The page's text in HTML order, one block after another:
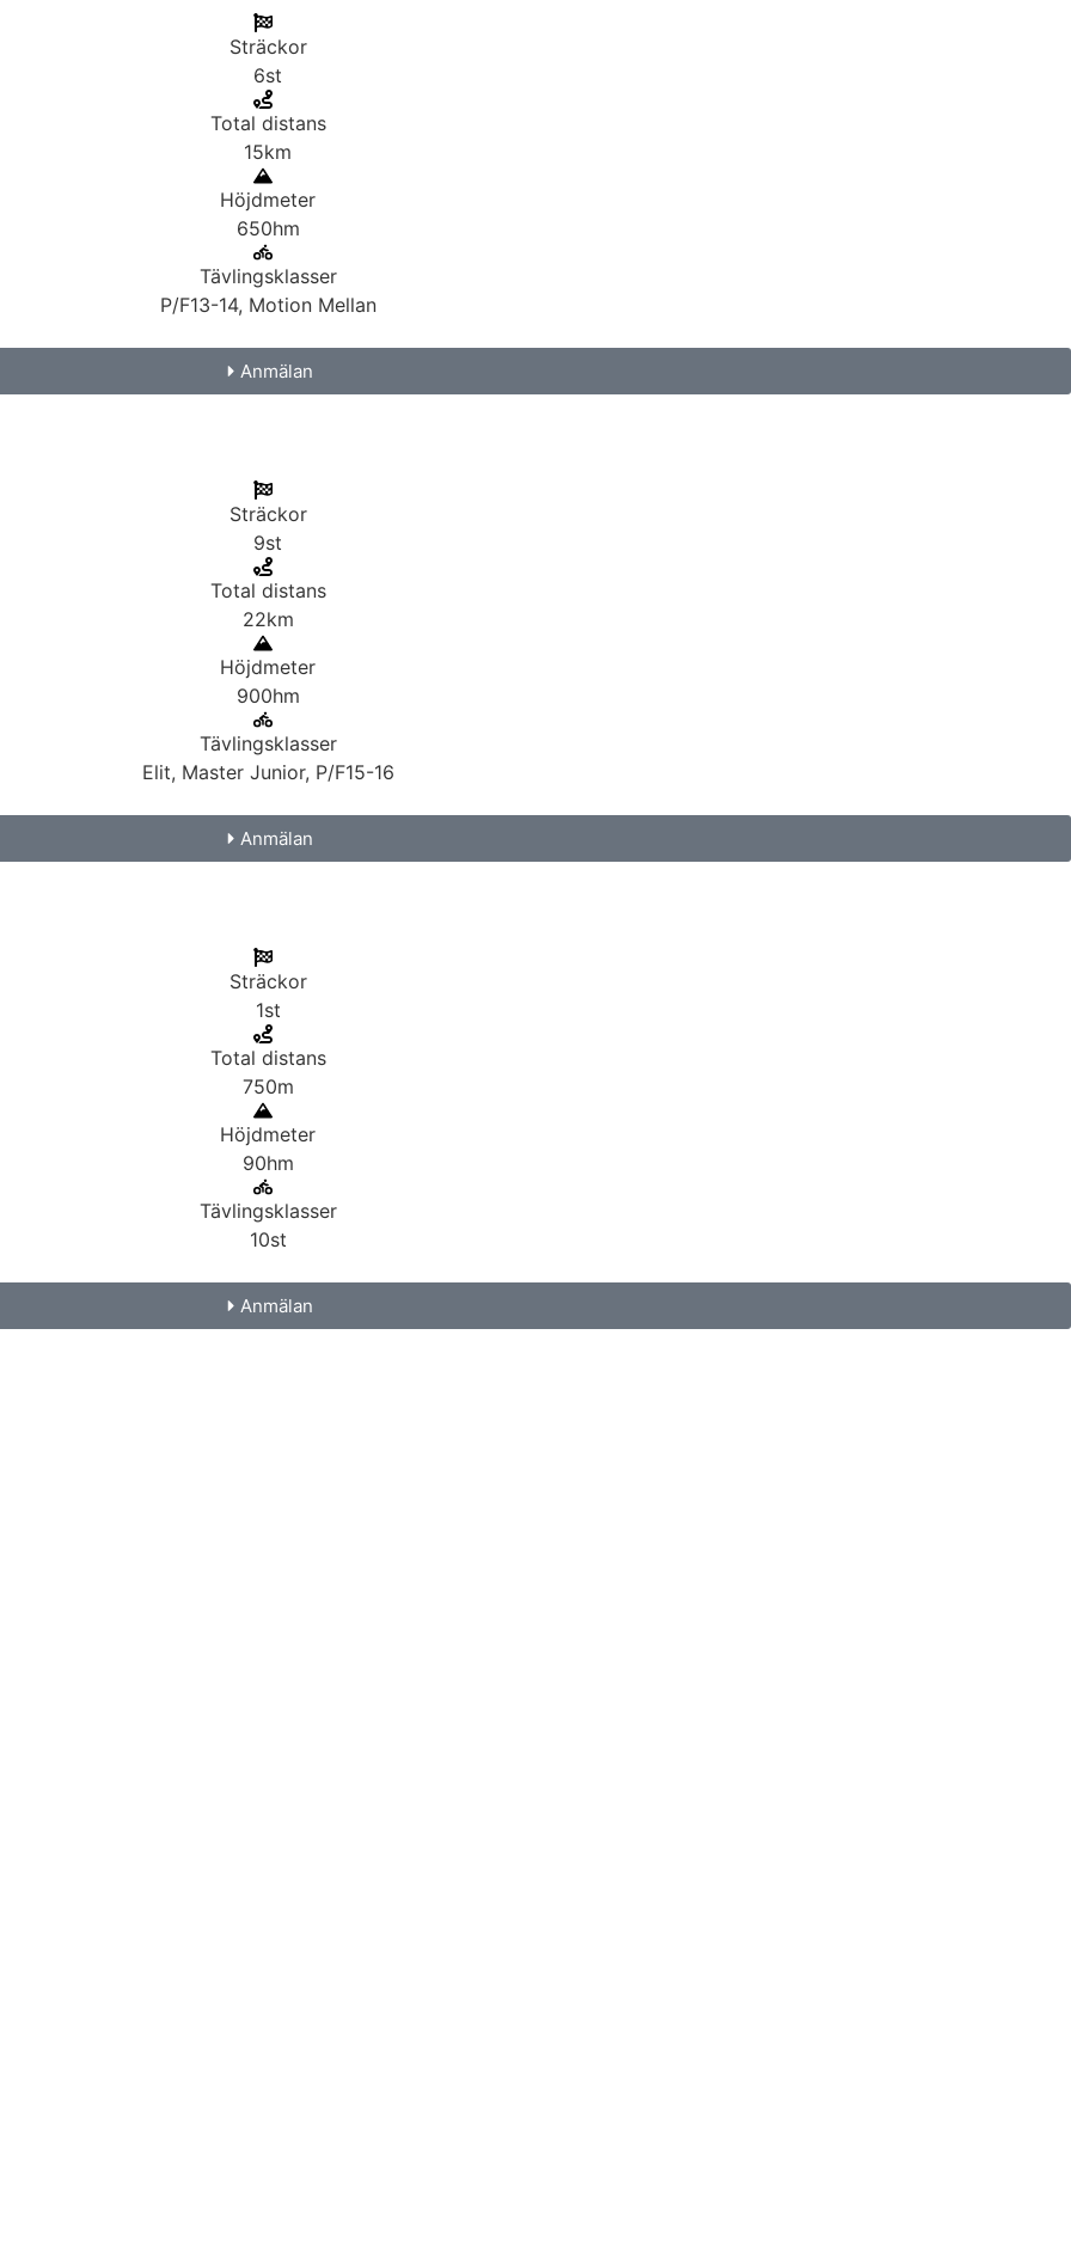
Sträckor
6st
Total distans
15km
Höjdmeter
650hm
Tävlingsklasser
P/F13-14, Motion Mellan
Anmälan
Sträckor
9st
Total distans
22km
Höjdmeter
900hm
Tävlingsklasser
Elit, Master Junior, P/F15-16
Anmälan
Sträckor
1st
Total distans
750m
Höjdmeter
90hm
Tävlingsklasser
10st
Anmälan